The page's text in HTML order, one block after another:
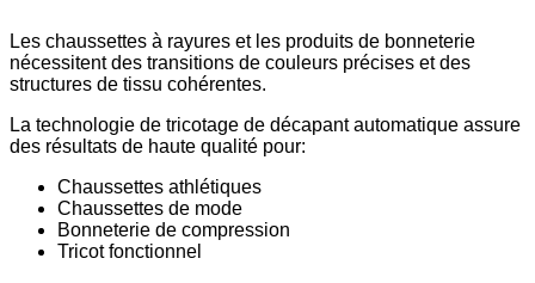
Les chaussettes à rayures et les produits de bonneterie
nécessitent des transitions de couleurs précises et des
structures de tissu cohérentes.
La technologie de tricotage de décapant automatique assure
des résultats de haute qualité pour:
Chaussettes athlétiques
Chaussettes de mode
Bonneterie de compression
Tricot fonctionnel